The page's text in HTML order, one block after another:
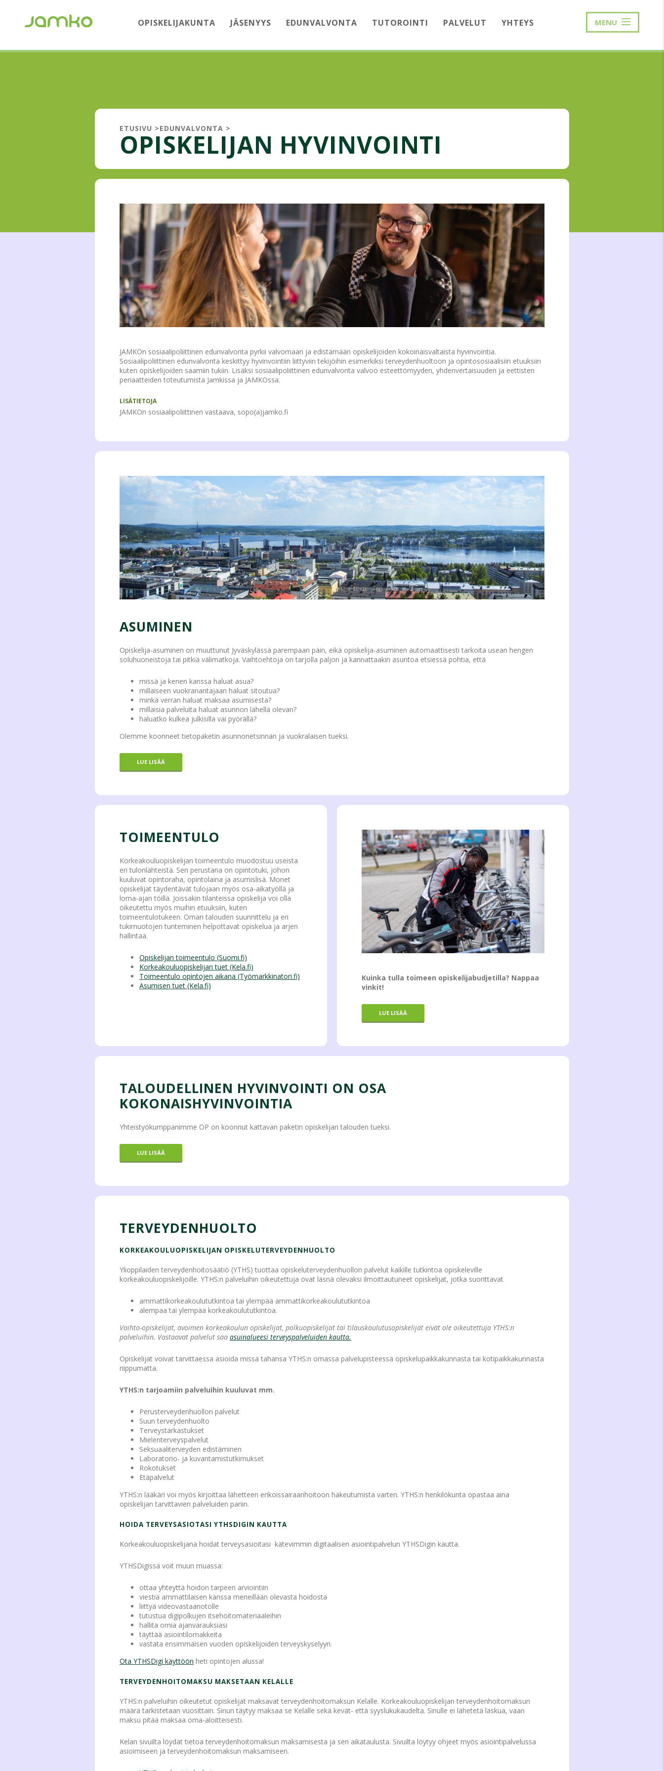
OPISKELIJAKUNTA JÄSENYYS EDUNVALVONTA TUTOROINTI PALVELUT YHTEYS MENU
ETUSIVU >EDUNVALVONTA >
OPISKELIJAN HYVINVOINTI
JAMKOn sosiaalipoliittinen edunvalvonta pyrkii valvomaan ja edistämään opiskelijoiden kokoinaisvaltaista hyvinvointia.
Sosiaalipoliittinen edunvalvonta keskittyy hyvinvointiin liittyviin tekijöihin esimerkiksi terveydenhuoltoon ja opintososiaalisiin etuuksiin
kuten opiskelijoiden saamiin tukiin. Lisäksi sosiaalipoliittinen edunvalvonta valvoo esteettömyyden, yhdenvertaisuuden ja eettisten
periaatteiden toteutumista Jamkissa ja JAMKOssa.
LISÄTIETOJA
JAMKOn sosiaalipoliittinen vastaava, sopo(a)jamko.fi
ASUMINEN
Opiskelija-asuminen on muuttunut Jyväskylässä parempaan päin, eikä opiskelija-asuminen automaattisesti tarkoita usean hengen
soluhuoneistoja tai pitkiä välimatkoja. Vaihtoehtoja on tarjolla paljon ja kannattaakin asuntoa etsiessä pohtia, että
missä ja kenen kanssa haluat asua?
millaiseen vuokranantajaan haluat sitoutua?
minkä verran haluat maksaa asumisesta?
millaisia palveluita haluat asunnon lähellä olevan?
haluatko kulkea julkisilla vai pyörällä?
Olemme koonneet tietopaketin asunnonetsinnän ja vuokralaisen tueksi.
LUE LISÄÄ
TOIMEENTULO
Korkeakouluopiskelijan toimeentulo muodostuu useista
eri tulonlähteistä. Sen perustana on opintotuki, johon
kuuluvat opintoraha, opintolaina ja asumislisä. Monet
opiskelijat täydentävät tulojaan myös osa-aikatyöllä ja
loma-ajan töillä. Joissakin tilanteissa opiskelija voi olla
oikeutettu myös muihin etuuksiin, kuten
toimeentulotukeen. Oman talouden suunnittelu ja eri
tukimuotojen tunteminen helpottavat opiskelua ja arjen
hallintaa.
Opiskelijan toimeentulo (Suomi.fi)
Korkeakouluopiskelijan tuet (Kela.fi)
Toimeentulo opintojen aikana (Työmarkkinatori.fi)
Asumisen tuet (Kela.fi)
Kuinka tulla toimeen opiskelijabudjetilla? Nappaa
vinkit!
LUE LISÄÄ
TALOUDELLINEN HYVINVOINTI ON OSA
KOKONAISHYVINVOINTIA
Yhteistyökumppanimme OP on koonnut kattavan paketin opiskelijan talouden tueksi.
LUE LISÄÄ
TERVEYDENHUOLTO
KORKEAKOULUOPISKELIJAN OPISKELUTERVEYDENHUOLTO
Ylioppilaiden terveydenhoitosäätiö (YTHS) tuottaa opiskeluterveydenhuollon palvelut kaikille tutkintoa opiskeleville
korkeakouluopiskelijoille. YTHS:n palveluihin oikeutettuja ovat läsnä olevaksi ilmoittautuneet opiskelijat, jotka suorittavat
ammattikorkeakoulututkintoa tai ylempää ammattikorkeakoulututkintoa
alempaa tai ylempää korkeakoulututkintoa.
Vaihto-opiskelijat, avoimen korkeakoulun opiskelijat, polkuopiskelijat tai tilauskoulutusopiskelijat eivät ole oikeutettuja YTHS:n
palveluihin. Vastaavat palvelut saa asuinalueesi terveyspalveluiden kautta.
Opiskelijat voivat tarvittaessa asioida missä tahansa YTHS:n omassa palvelupisteessä opiskelupaikkakunnasta tai kotipaikkakunnasta
riippumatta.
YTHS:n tarjoamiin palveluihin kuuluvat mm.
Perusterveydenhuollon palvelut
Suun terveydenhuolto
Terveystarkastukset
Mielenterveyspalvelut
Seksuaaliterveyden edistäminen
Laboratorio- ja kuvantamistutkimukset
Rokotukset
Etäpalvelut
YTHS:n lääkäri voi myös kirjoittaa lähetteen erikoissairaanhoitoon hakeutumista varten. YTHS:n henkilökunta opastaa aina
opiskelijan tarvittavien palveluiden pariin.
HOIDA TERVEYSASIOTASI YTHSDIGIN KAUTTA
Korkeakouluopiskelijana hoidat terveysasioitasi kätevimmin digitaalisen asiointipalvelun YTHSDigin kautta.
YTHSDigissä voit muun muassa:
ottaa yhteyttä hoidon tarpeen arviointiin
viestiä ammattilaisen kanssa meneillään olevasta hoidosta
liittyä videovastaanotolle
tutustua digipolkujen itsehoitomateriaaleihin
hallita omia ajanvarauksiasi
täyttää asiointilomakkeita
vastata ensimmäisen vuoden opiskelijoiden terveyskyselyyn.
Ota YTHSDigi käyttöön heti opintojen alussa!
TERVEYDENHOITOMAKSU MAKSETAAN KELALLE
YTHS:n palveluihin oikeutetut opiskelijat maksavat terveydenhoitomaksun Kelalle. Korkeakouluopiskelijan terveydenhoitomaksun
määrä tarkistetaan vuosittain. Sinun täytyy maksaa se Kelalle sekä kevät- että syyslukukaudelta. Sinulle ei lähetetä laskua, vaan
maksu pitää maksaa oma-aloitteisesti.
Kelan sivuilta löydät tietoa terveydenhoitomaksun maksamisesta ja sen aikataulusta. Sivuilta löytyy ohjeet myös asiointipalvelussa
asioimiseen ja terveydenhoitomaksun maksamiseen.